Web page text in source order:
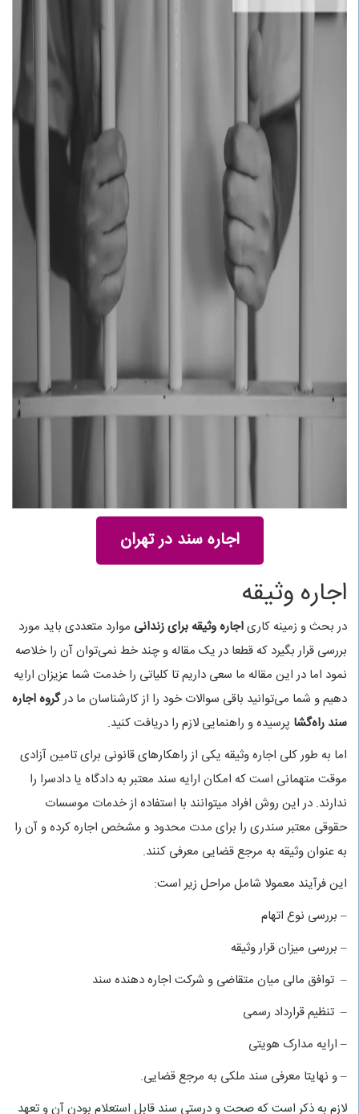
اجاره سند در تهران
اجاره وثیقه
در بحث و زمینه کاریاجاره وثیقه برای زندانی موارد متعددی باید مورد
بررسی قرار بگیرد که قطعا در یک مقاله و چند خط نمی‌توان آن را خلاصه
نمود اما در این مقاله ما سعی داریم تا کلیاتی را خدمت شما عزیزان ارایه
دهیم و شما می‌توانید باقی سوالات خود را از کارشناسان ما درگروه اجاره
سند راه‌گشا پرسیده و راهنمایی لازم را دریافت کنید.
اما به طور کلی اجاره وثیقه یکی از راهکارهای قانونی برای تامین آزادی
موقت متهمانی است که امکان ارایه سند معتبر به دادگاه یا دادسرا را
ندارند. در این روش افراد میتوانند با استفاده از خدمات موسسات
حقوقی معتبر سندری را برای مدت محدود و مشخص اجاره کرده و آن را
به عنوان وثیقه به مرجع قضایی معرفی کنند.
این فرآیند معمولا شامل مراحل زیر است:
– بررسی نوع اتهام
– بررسی میزان قرار وثیقه
– توافق مالی میان متقاضی و شرکت اجاره دهنده سند
– تنظیم قرارداد رسمی
– ارایه مدارک هویتی
– و نهایتا معرفی سند ملکی به مرجع قضایی.
لازم به ذکر است که صحت و درستی سند قابل استعلام بودن آن و تعهد